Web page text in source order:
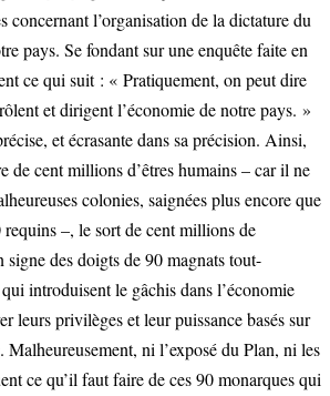
concernant l’organisation de la dictature du
pays. Se fondant sur une enquête faite en
ce qui suit : « Pratiquement, on peut dire
et dirigent l’économie de notre pays. »
et écrasante dans sa précision. Ainsi,
de cent millions d’êtres humains – car il ne
colonies, saignées plus encore que
–, le sort de cent millions de
signe des doigts de 90 magnats tout-
introduisent le gâchis dans l’économie
leurs privilèges et leur puissance basés sur
Malheureusement, ni l’exposé du Plan, ni les
ce qu’il faut faire de ces 90 monarques qui